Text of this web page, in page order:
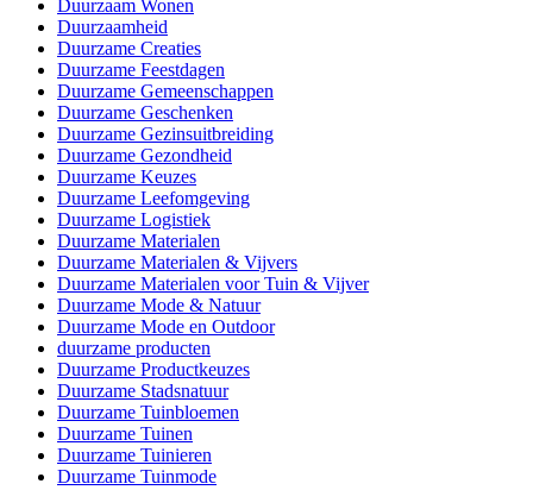
Duurzaam Wonen
Duurzaamheid
Duurzame Creaties
Duurzame Feestdagen
Duurzame Gemeenschappen
Duurzame Geschenken
Duurzame Gezinsuitbreiding
Duurzame Gezondheid
Duurzame Keuzes
Duurzame Leefomgeving
Duurzame Logistiek
Duurzame Materialen
Duurzame Materialen & Vijvers
Duurzame Materialen voor Tuin & Vijver
Duurzame Mode & Natuur
Duurzame Mode en Outdoor
duurzame producten
Duurzame Productkeuzes
Duurzame Stadsnatuur
Duurzame Tuinbloemen
Duurzame Tuinen
Duurzame Tuinieren
Duurzame Tuinmode